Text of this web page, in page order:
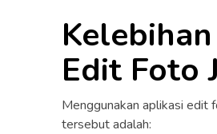
Edit Foto
Menggunakan aplikasi edit
tersebut adalah: